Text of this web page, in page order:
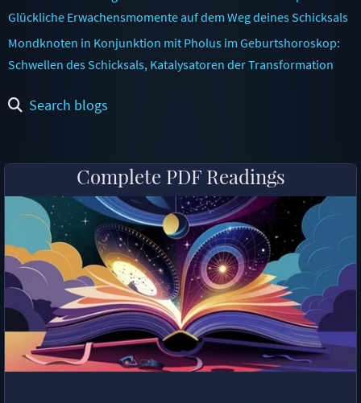
Glückliche Erwachensmomente auf dem Weg deines Schicksals
Mondknoten in Konjunktion mit Pholus im Geburtshoroskop:
Schwellen des Schicksals, Katalysatoren der Transformation
Search blogs
Complete PDF Readings